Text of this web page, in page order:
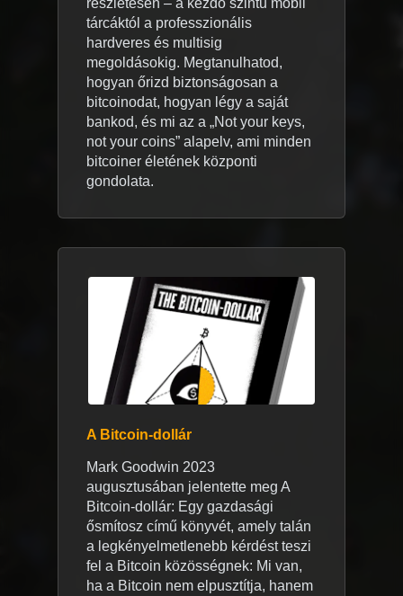
részletesen – a kezdő szintű mobil
tárcáktól a professzionális
hardveres és multisig
megoldásokig. Megtanulhatod,
hogyan őrizd biztonságosan a
bitcoinodat, hogyan légy a saját
bankod, és mi az a „Not your keys,
not your coins” alapelv, ami minden
bitcoiner életének központi
gondolata.
A Bitcoin-dollár
Mark Goodwin 2023
augusztusában jelentette meg A
Bitcoin-dollár: Egy gazdasági
ősmítosz című könyvét, amely talán
a legkényelmetlenebb kérdést teszi
fel a Bitcoin közösségnek: Mi van,
ha a Bitcoin nem elpusztítja, hanem